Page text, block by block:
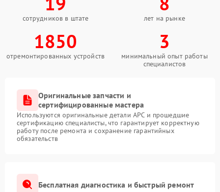
сотрудников в штате лет на рынке
1850
отремонтированных устройств
3
минимальный опыт работы
специалистов
Оригинальные запчасти и
сертифицированные мастера
Используются оригинальные детали APC и прошедшие
сертификацию специалисты, что гарантирует корректную
работу после ремонта и сохранение гарантийных
обязательств
Бесплатная диагностика и быстрый ремонт